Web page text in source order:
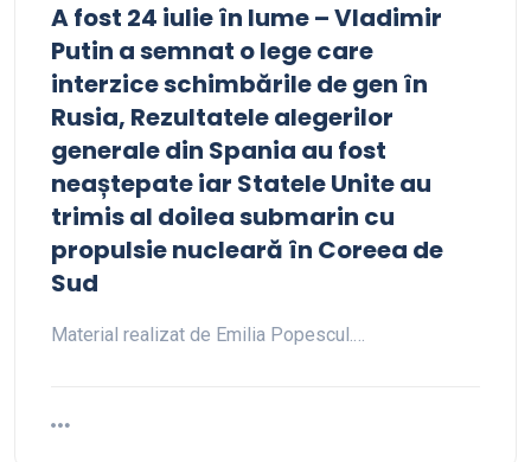
A fost 24 iulie în lume – Vladimir
Putin a semnat o lege care
interzice schimbările de gen în
Rusia, Rezultatele alegerilor
generale din Spania au fost
neaștepate iar Statele Unite au
trimis al doilea submarin cu
propulsie nucleară în Coreea de
Sud
Material realizat de Emilia Popescul.…